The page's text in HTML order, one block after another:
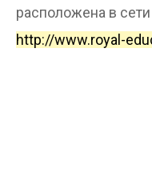
расположена в
http://www.royal-